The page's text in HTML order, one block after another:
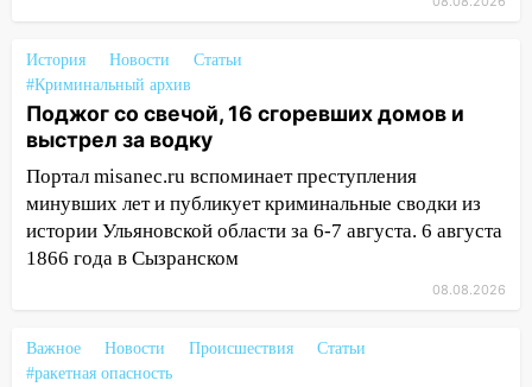
и проводят новое освещение
16:35 В Ульяновске установили ещё
девять бункеров для крупногабаритного
мусора
16:26 В Ульяновске бесплатно покажут
матч «Волги» под открытым небом
16:12 В Ульяновском госуниверситете
разработают отечественный прибор для
15:47
Ульяновцы могут вернуть деньги
История Новости
Статьи
#Криминальный архив
Поджог со свечой, 16 сгоревших домов и
выстрел за водку
Портал misanec.ru вспоминает преступления
минувших лет и публикует криминальные сводки из
истории Ульяновской области за 6-7 августа. 6 августа
1866 года в Сызранском
08.08.2026
Важное Новости Происшествия
Статьи
#ракетная опасность